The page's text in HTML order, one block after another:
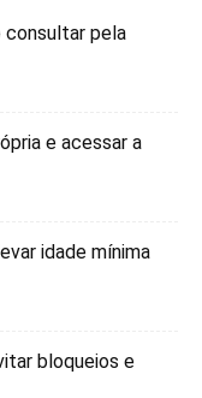
consultar pela
e acessar a
idade mínima
bloqueios e